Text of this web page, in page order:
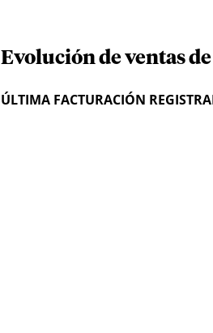
Evolución de ventas
ÚLTIMA FACTURACIÓN